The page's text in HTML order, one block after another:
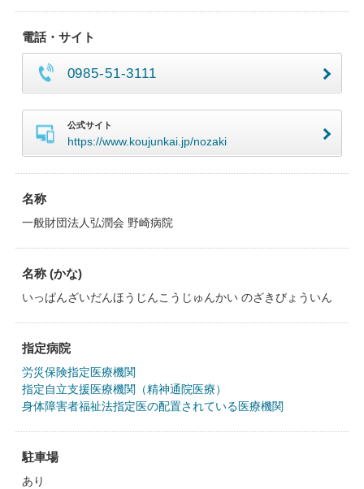
電話・サイト
0985-51-3111
公式サイト
https://www.koujunkai.jp/nozaki
名称
一般財団法人弘潤会 野崎病院
名称 (かな)
いっぱんざいだんほうじんこうじゅんかい のざきびょういん
指定病院
労災保険指定医療機関
指定自立支援医療機関（精神通院医療）
身体障害者福祉法指定医の配置されている医療機関
駐車場
あり